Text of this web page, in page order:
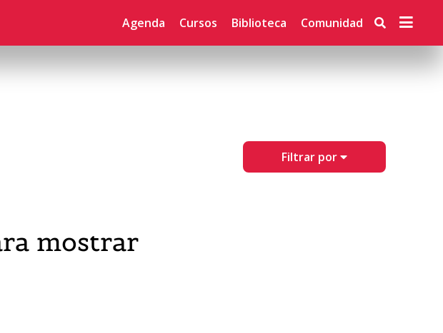
Agenda Cursos Biblioteca Comunidad
Filtrar por
mostrar